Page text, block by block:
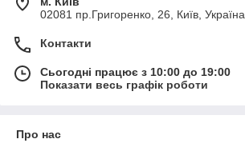
02081 пр.Григоренко, 26, Київ, Україна
Контакти
Сьогодні працює з 10:00 до 19:00
Показати весь графік роботи
Про нас